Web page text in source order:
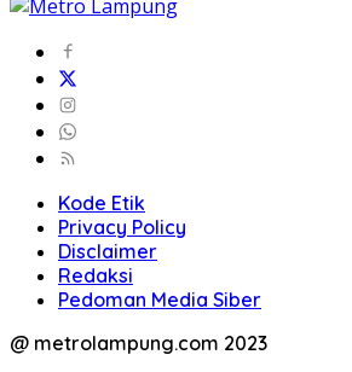
Kode Etik
Privacy Policy
Disclaimer
Redaksi
Pedoman Media Siber
@ metrolampung.com 2023